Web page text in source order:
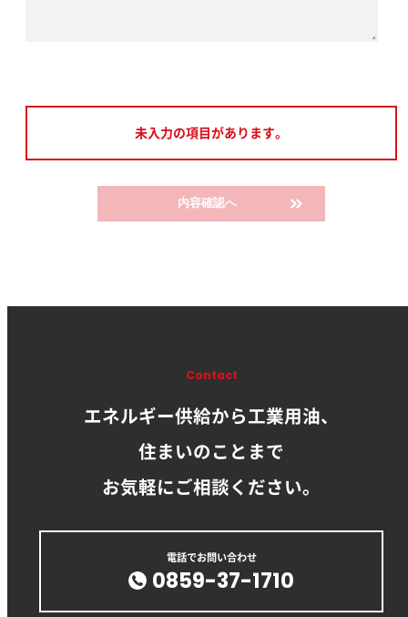
未入力の項目があります。
内容確認へ
Contact
エネルギー供給から工業用油、
住まいのことまで
お気軽にご相談ください。
電話でお問い合わせ
0859-37-1710